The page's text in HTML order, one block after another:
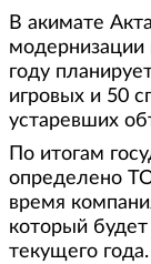
В акимате
модернизации
году
игровых и 50
устаревших
По итогам
определено
время
который
текущего года.